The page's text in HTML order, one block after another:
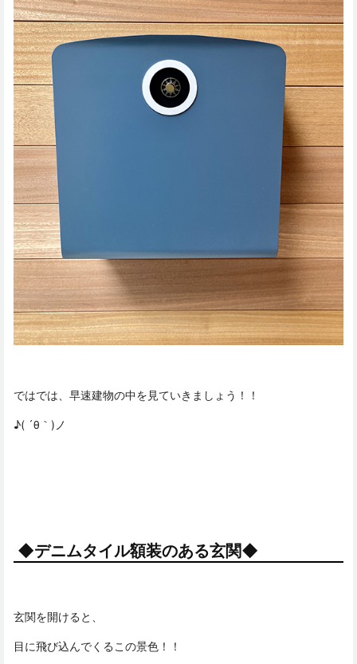
ではでは、早速建物の中を見ていきましょう！！
♪( ´θ｀)ノ
◆デニムタイル額装のある玄関◆
玄関を開けると、
目に飛び込んでくるこの景色！！